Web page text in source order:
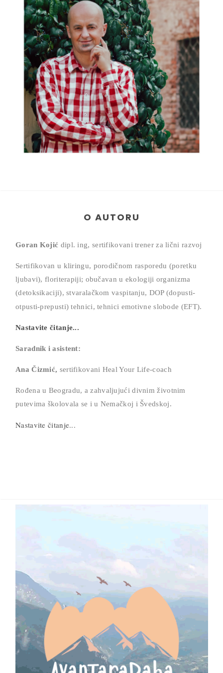
O AUTORU
Goran Kojić dipl. ing, sertifikovani trener za lični razvoj
Sertifikovan u kliringu, porodičnom rasporedu (poretku
ljubavi), floriterapiji; obučavan u ekologiji organizma
(detoksikaciji), stvaralačkom vaspitanju, DOP (dopusti-
otpusti-prepusti) tehnici,tehnici emotivne slobode (EFT).
Nastavite čitanje...
Saradnik i asistent:
Ana Čizmić, sertifikovani Heal Your Life-coach
Rođena u Beogradu, a zahvaljujući divnim životnim
putevima školovala se i u Nemačkoj i Švedskoj.
Nastavite čitanje...